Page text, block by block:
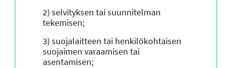
2) selvityksen tai suunnitelman
tekemisen;
3) suojalaitteen tai henkilökohtaisen
suojaimen varaamisen tai
asentamisen;